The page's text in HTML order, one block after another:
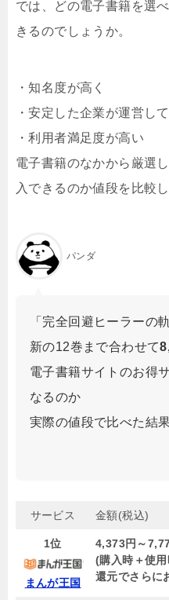
では、どの電子書籍を選
きるのでしょうか。
・知名度が高く
・安定した企業が運営し
・利用者満足度が高い
電子書籍のなかから厳選
入できるのか値段を比較し
パンダ
「完全回避ヒーラーの
新の12巻まで合わせて
電子書籍サイトのお得
なるのか
実際の値段で比べた結
サービス 金額(税込)
1位
まんが王国
4,373円～
(購入時＋使
還元でさらに